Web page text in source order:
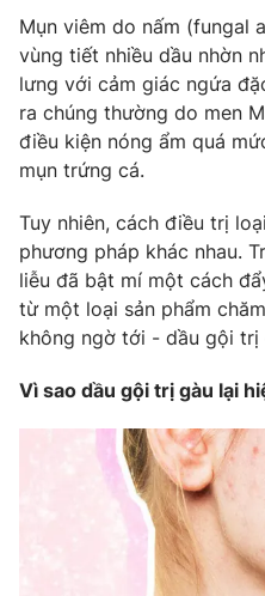
Thế giới đó đây
Câu chuyện quốc tế
Kinh tế
Tài chính
Thị trường
Góc doanh nghiệp
Dữ liệu và đời sống
Truyền hình
Phim VTV
Hậu trường
Nhân vật
Giải sao mai
Giải trí
Điện ảnh
Âm nhạc
Sao
Đời sống
Du lịch
Làm đẹp
Chất lượng cuộc sống
Tuyển sinh
Học trực tuyến
Công nghệ
Hitech Công nghệ tương lai
Giao lưu trực tuyến
Lịch phát sóng
Mụn viêm do nấm (fungal
vùng tiết nhiều dầu nhờn
lưng với cảm giác ngứa
ra chúng thường do men
điều kiện nóng ẩm quá
mụn trứng cá.
Tuy nhiên, cách điều trị
phương pháp khác nhau.
liễu đã bật mí một cách
từ một loại sản phẩm
không ngờ tới - dầu gội trị
Vì sao dầu gội trị gàu lại